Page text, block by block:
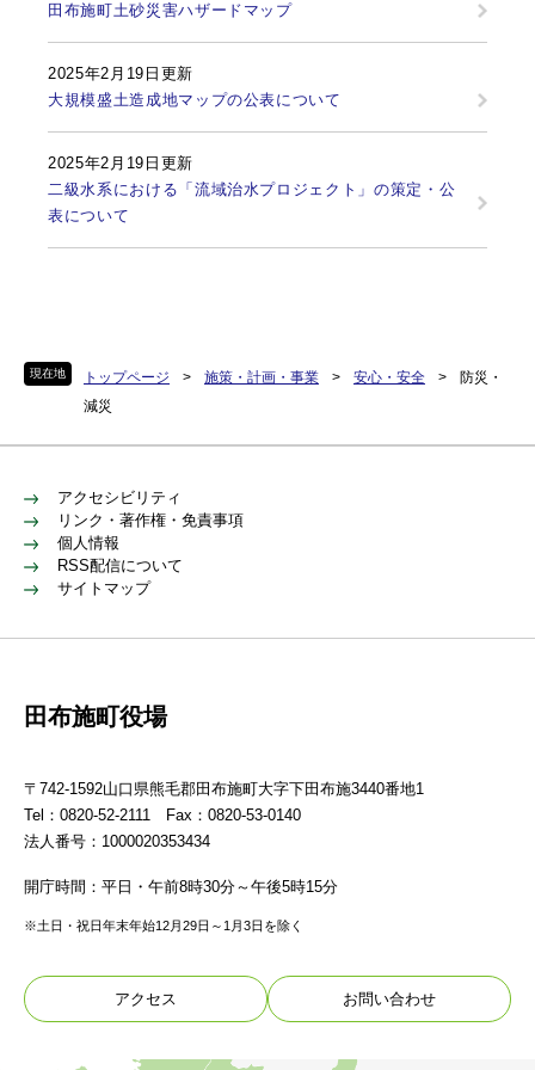
現在地 トップページ > 施策・計画・事業 > 安心・安全 >
防災・
減災
田布施町土砂災害ハザードマップ
2025年2月19日更新
大規模盛土造成地マップの公表について
2025年2月19日更新
二級水系における「流域治水プロジェクト」の策定・公
表について
アクセシビリティ
リンク・著作権・免責事項
個人情報
RSS配信について
サイトマップ
田布施町役場
〒742-1592山口県熊毛郡田布施町大字下田布施3440番地1
Tel：0820-52-2111 Fax：0820-53-0140
法人番号：1000020353434
開庁時間：平日・午前8時30分～午後5時15分
※土日・祝日年末年始12月29日～1月3日を除く
アクセス お問い合わせ